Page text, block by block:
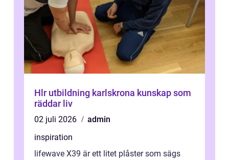
Hlr utbildning karlskrona kunskap som
räddar liv
02 juli 2026
admin
inspiration
lifewave X39 är ett litet plåster som sägs